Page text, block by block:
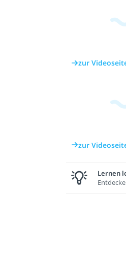
zur
zur
Lernen